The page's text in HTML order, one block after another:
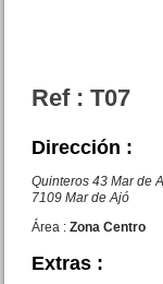
Ref : T07
Dirección :
Quinteros 43 Mar de
7109 Mar de Ajó
Área :Zona Centro
Extras :